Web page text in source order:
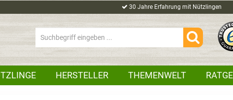
30 Jahre Erfahrung mit Nützlingen
HERSTELLER THEMENWELT